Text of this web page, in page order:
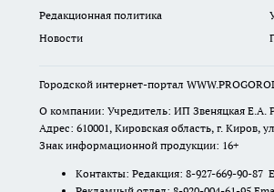
Редакционная политика
Новости
Городской интернет-портал
О компании: Учредитель: ИП Звеняцкая Е.А.
Адрес: 610001, Кировская область, г. Киров,
Знак информационной продукции: 16+
Контакты: Редакция: 8-927-669-90-87